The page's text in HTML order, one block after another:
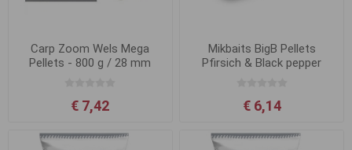
Carp Zoom Wels Mega
Pellets - 800 g / 28 mm
€ 7,42
Mikbaits BigB Pellets
Pfirsich & Black pepper
€ 6,14